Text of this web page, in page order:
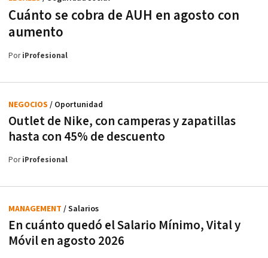
Cuánto se cobra de AUH en agosto con
aumento
PoriProfesional
Outlet de Nike, con camperas y zapatillas
hasta con 45% de descuento
NEGOCIOS / Oportunidad
PoriProfesional
En cuánto quedó el Salario Mínimo, Vital y
Móvil en agosto 2026
MANAGEMENT / Salarios